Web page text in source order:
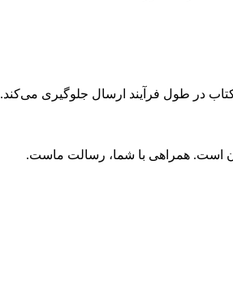
در طول فرآیند ارسال جلوگیری می‌کند.
است. همراهی با شما، رسالت ماست.